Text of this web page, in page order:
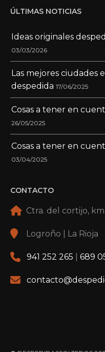
ÚLTIMAS NOTICIAS
Ideas originales
03/03/2026
Las mejores ciudades
despedida 17/06/2025
Cosas a tener en
26/05/2025
Cosas a tener en
03/04/2025
CONTACTO
Ctra. del cortijo,
Logroño | La Rioja
941 252 265 689